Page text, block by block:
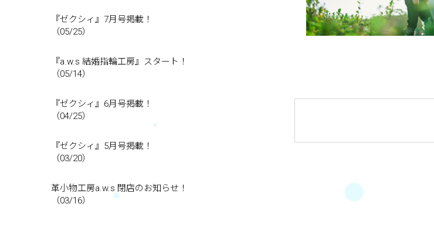
『ゼクシィ』7月号掲載！
（05/25）
『a.w.s 結婚指輪工房』スタート！
（05/14）
『ゼクシィ』6月号掲載！
（04/25）
『ゼクシィ』5月号掲載！
（03/20）
革小物工房a.w.s 閉店のお知らせ！
（03/16）